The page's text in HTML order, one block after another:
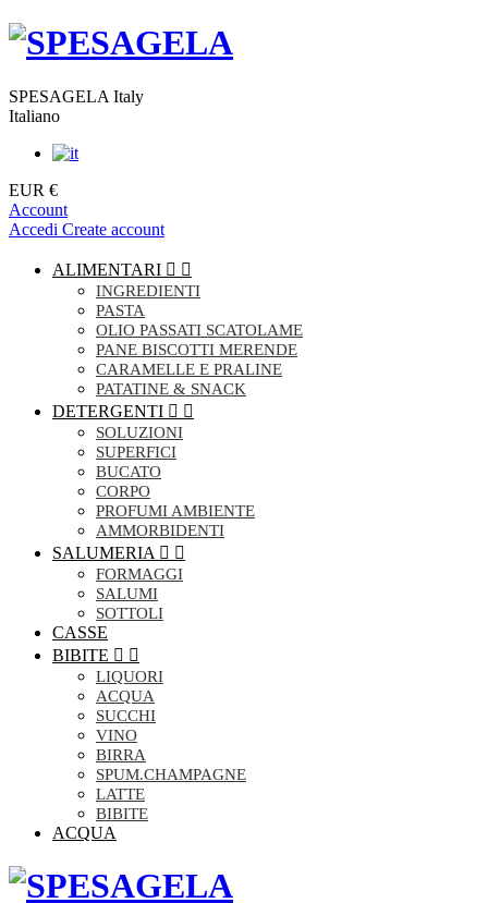
SPESAGELA Italy
Italiano
EUR €
Account
Accedi Create account
ALIMENTARI  
INGREDIENTI
PASTA
OLIO PASSATI SCATOLAME
PANE BISCOTTI MERENDE
CARAMELLE E PRALINE
PATATINE & SNACK
DETERGENTI  
SOLUZIONI
SUPERFICI
BUCATO
CORPO
PROFUMI AMBIENTE
AMMORBIDENTI
SALUMERIA  
FORMAGGI
SALUMI
SOTTOLI
CASSE
BIBITE  
LIQUORI
ACQUA
SUCCHI
VINO
BIRRA
SPUM.CHAMPAGNE
LATTE
BIBITE
ACQUA